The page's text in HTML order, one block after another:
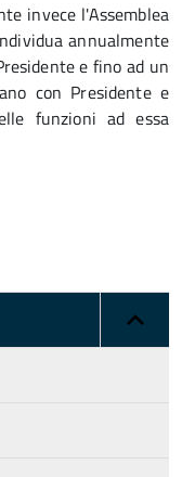
invece l'Assemblea
annualmente
e fino ad un
con Presidente e
funzioni ad essa